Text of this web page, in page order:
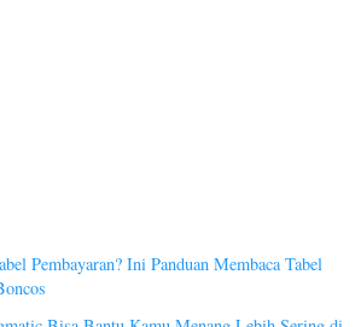
Pembayaran? Ini Panduan Membaca Tabel